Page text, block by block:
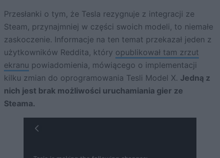
Przesłanki o tym, że Tesla rezygnuje z integracji ze
Steam, przynajmniej w części swoich modeli, to niemałe
zaskoczenie. Informacje na ten temat przekazał jeden z
użytkowników Reddita, który opublikował tam zrzut
ekranu powiadomienia, mówiącego o implementacji
kilku zmian do oprogramowania Tesli Model X. Jedną z
nich jest brak możliwości uruchamiania gier ze
Steama.